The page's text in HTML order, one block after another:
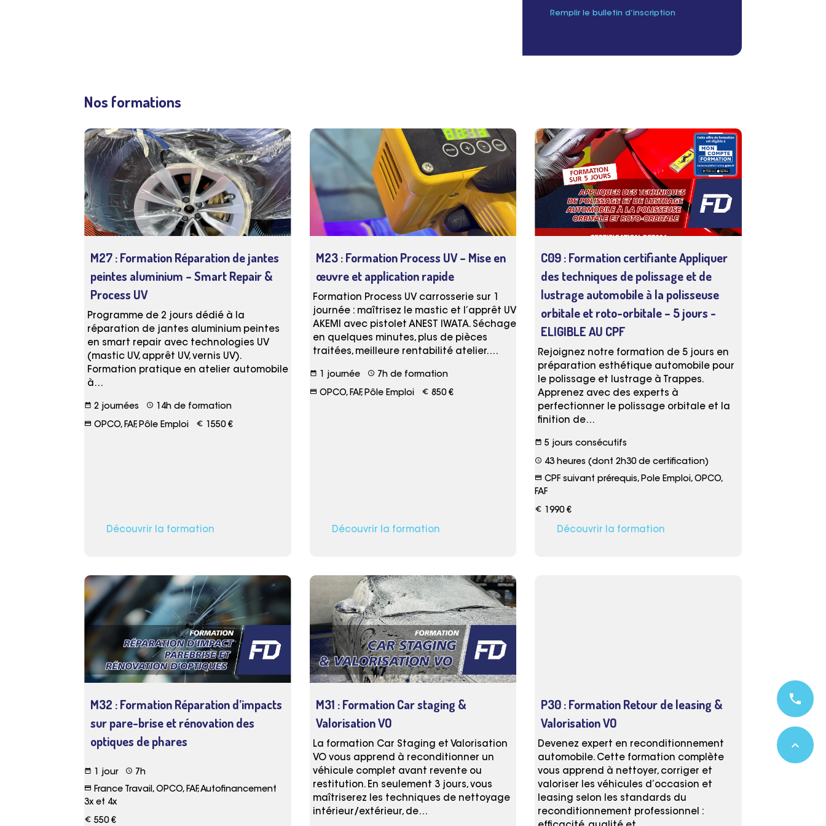
Remplir le bulletin d’inscription
Nos formations
M27 : Formation Réparation de jantes
peintes aluminium – Smart Repair &
Process UV
Programme de 2 jours dédié à la
réparation de jantes aluminium peintes
en smart repair avec technologies UV
(mastic UV, apprêt UV, vernis UV).
Formation pratique en atelier automobile
à…
date_range 2 journées schedule 14h de formation
credit_card OPCO, FAF, Pôle Emploi euro_symbol 1550 €
Découvrir la formation
M23 : Formation Process UV – Mise en
œuvre et application rapide
Formation Process UV carrosserie sur 1
journée : maîtrisez le mastic et l’apprêt UV
AKEMI avec pistolet ANEST IWATA. Séchage
en quelques minutes, plus de pièces
traitées, meilleure rentabilité atelier.…
date_range 1 journée schedule 7h de formation
credit_card OPCO, FAF, Pôle Emploi euro_symbol 850 €
Découvrir la formation
C09 : Formation certifiante Appliquer
des techniques de polissage et de
lustrage automobile à la polisseuse
orbitale et roto-orbitale – 5 jours -
ELIGIBLE AU CPF
Rejoignez notre formation de 5 jours en
préparation esthétique automobile pour
le polissage et lustrage à Trappes.
Apprenez avec des experts à
perfectionner le polissage orbitale et la
finition de…
date_range 5 jours consécutifs
schedule 43 heures (dont 2h30 de certification)
credit_card CPF suivant prérequis, Pole Emploi, OPCO,
FAF
euro_symbol 1990 €
Découvrir la formation
M32 : Formation Réparation d’impacts
sur pare-brise et rénovation des
optiques de phares
date_range 1 jour schedule 7h
credit_card France Travail, OPCO, FAF, Autofinancement
3x et 4x
euro_symbol 550 €
M31 : Formation Car staging &
Valorisation VO
La formation Car Staging et Valorisation
VO vous apprend à reconditionner un
véhicule complet avant revente ou
restitution. En seulement 3 jours, vous
maîtriserez les techniques de nettoyage
intérieur/extérieur, de…
P30 : Formation Retour de leasing &
Valorisation VO
Devenez expert en reconditionnement
automobile. Cette formation complète
vous apprend à nettoyer, corriger et
valoriser les véhicules d’occasion et
leasing selon les standards du
reconditionnement professionnel :
phone
expand_less